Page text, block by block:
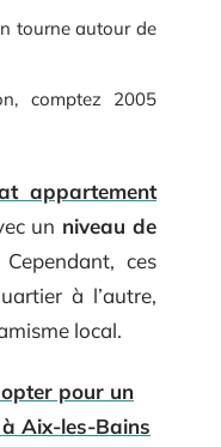
tourne autour de
comptez 2005
appartement
un niveau de
Cependant, ces
à l’autre,
local.
pour un
Aix-les-Bains